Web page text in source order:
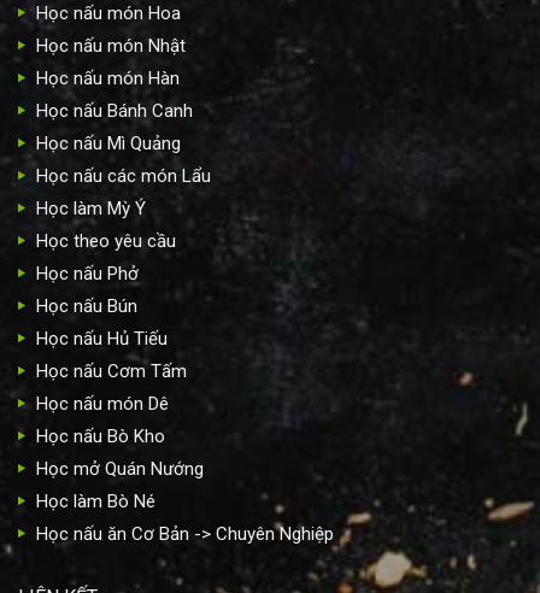
Học nấu món Hoa
Học nấu món Nhật
Học nấu món Hàn
Học nấu Bánh Canh
Học nấu Mì Quảng
Học nấu các món Lẩu
Học làm Mỳ Ý
Học theo yêu cầu
Học nấu Phở
Học nấu Bún
Học nấu Hủ Tiếu
Học nấu Cơm Tấm
Học nấu món Dê
Học nấu Bò Kho
Học mở Quán Nướng
Học làm Bò Né
Học nấu ăn Cơ Bản -> Chuyên Nghiệp